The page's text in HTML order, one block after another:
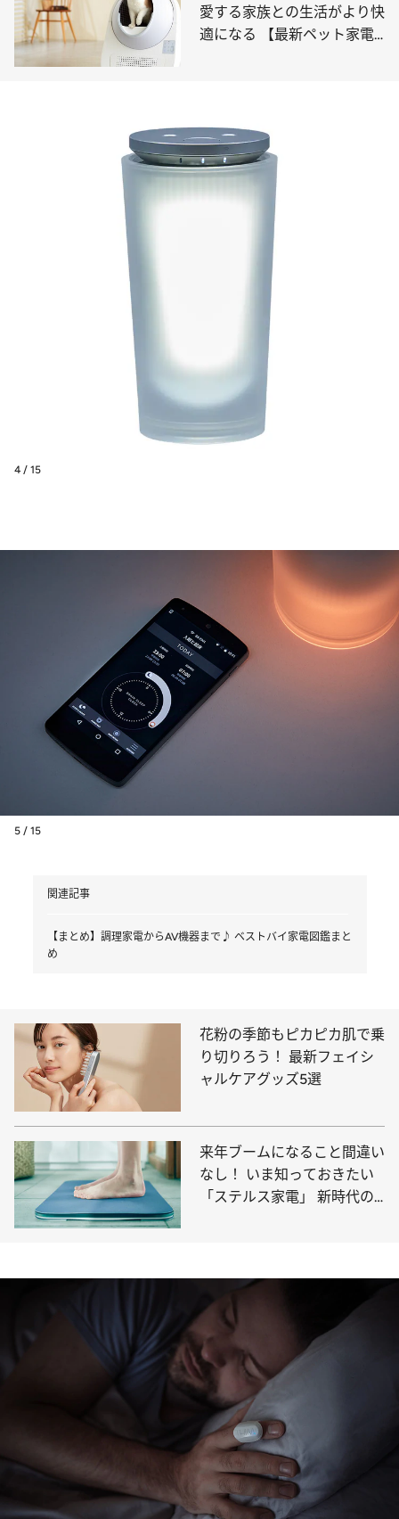
愛する家族との生活がより快
適になる 【最新ペット家電5
4 / 15
5 / 15
関連記事
【まとめ】調理家電からAV機器まで♪ ベストバイ家電図鑑まと
め
花粉の季節もピカピカ肌で乗
り切りろう！ 最新フェイシ
ャルケアグッズ5選
来年ブームになること間違い
なし！ いま知っておきたい
「ステルス家電」 新時代の